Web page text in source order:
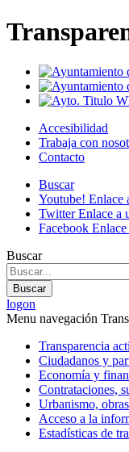
Accesibilidad
Trabaja con
Contacto
Buscar
Youtube! Enlace
TwitterEnlace a
Facebook
Buscar
Buscar
logon
Menu navegación
Transparencia
Ciudadanos y
Economía y
Contrataciones,
Urbanismo,
Acceso a la
Estadísticas de